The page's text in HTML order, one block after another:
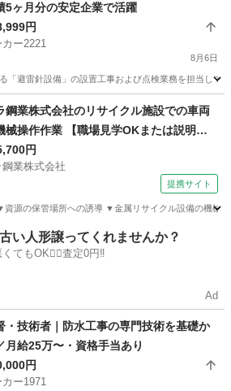
5ヶ月分の安定企業で活躍
円
ー2221
8月6日
「避雷針設備」の設置工事および点検業務を担当し
未経験
鋼業株式会社のリサイクル施設での車両
械操作作業 【職場見学OKまたは説明会
円
業株式会社
提携サイト
源の保管場所への誘導 ▼金属リサイクル設備の機械
古い人形譲ってくれませんか？
てもOK🙆‍♀️査定0円‼️
Ad
・技術者｜防水工事の専門技術を基礎か
月給25万〜・資格手当あり
円
ー1971